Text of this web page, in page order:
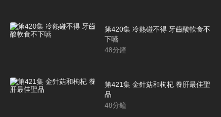
第420集 冷熱碰不得 牙齒酸軟食不
下嚥
48分鐘
第421集 金針菇和枸杞 養肝最佳聖
品
48分鐘